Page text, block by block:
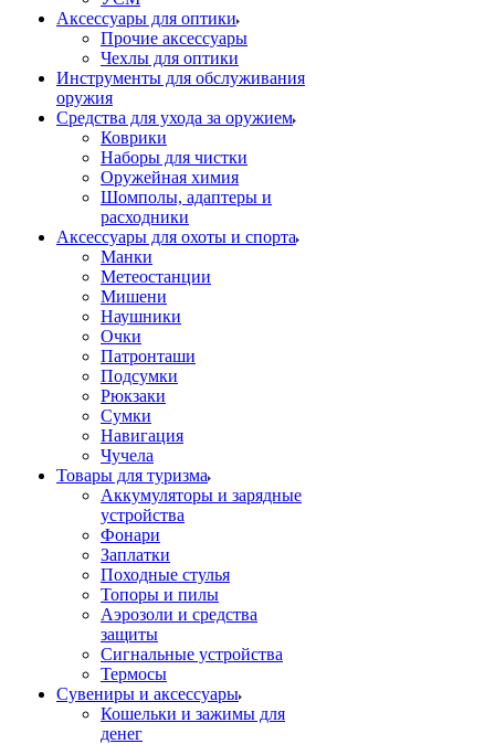
Аксессуары для оптики
Прочие аксессуары
Чехлы для оптики
Инструменты для обслуживания
оружия
Средства для ухода за оружием
Коврики
Наборы для чистки
Оружейная химия
Шомполы, адаптеры и
расходники
Аксессуары для охоты и спорта
Манки
Метеостанции
Мишени
Наушники
Очки
Патронташи
Подсумки
Рюкзаки
Сумки
Навигация
Чучела
Товары для туризма
Аккумуляторы и зарядные
устройства
Фонари
Заплатки
Походные стулья
Топоры и пилы
Аэрозоли и средства
защиты
Сигнальные устройства
Термосы
Сувениры и аксессуары
Кошельки и зажимы для
денег